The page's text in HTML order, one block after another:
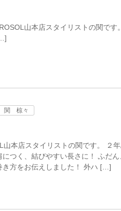
山本店スタイリストの関で
関 椋々
山本店スタイリストの関です。 ２
つく、結びやすい長さに！ ふだ
き方をお伝えしました！ 外ハ […]